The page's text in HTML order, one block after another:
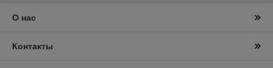
О нас
Контакты